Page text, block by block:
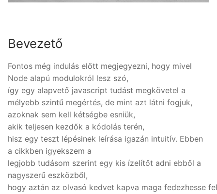
Bevezető
Fontos még indulás előtt megjegyezni, hogy mivel
Node alapú modulokról lesz szó,
így egy alapvető javascript tudást megkövetel a
mélyebb szintű megértés, de mint azt látni fogjuk,
azoknak sem kell kétségbe esniük,
akik teljesen kezdők a kódolás terén,
hisz egy teszt lépésinek leírása igazán intuitív. Ebben
a cikkben igyekszem a
legjobb tudásom szerint egy kis ízelítőt adni ebből a
nagyszerű eszközből,
hogy aztán az olvasó kedvet kapva maga fedezhesse